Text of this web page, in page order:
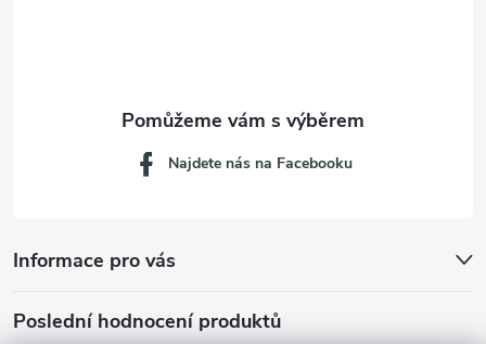
Informace pro vás
Najdete nás na Facebooku
Poslední hodnocení produktů